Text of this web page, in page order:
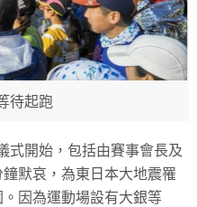
待起跑
式開始，包括由賽事會長及
鐘默哀，為東日本大地震罹
因為運動場設有大銀等